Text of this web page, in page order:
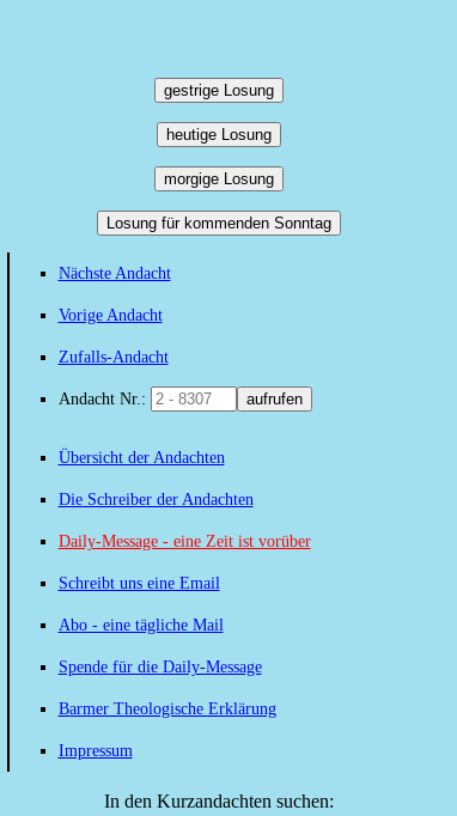
gestrige Losung
heutige Losung
morgige Losung
Losung für kommenden Sonntag
Nächste Andacht
Vorige Andacht
Zufalls-Andacht
Andacht Nr.: aufrufen
Übersicht der Andachten
Die Schreiber der Andachten
Daily-Message - eine Zeit ist vorüber
Schreibt uns eine Email
Abo - eine tägliche Mail
Spende für die Daily-Message
Barmer Theologische Erklärung
Impressum
In den Kurzandachten suchen: